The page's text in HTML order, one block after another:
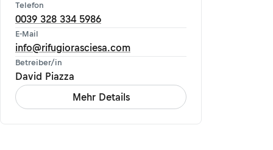
Telefon
0039 328 334 5986
E-Mail
info@rifugiorasciesa.com
Betreiber/in
David Piazza
Mehr Details